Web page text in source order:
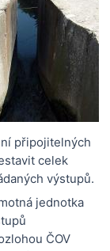
připojitelných
celek
výstupů.
jednotka
ČOV